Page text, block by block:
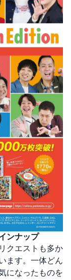
ンナップ
クエストも多か
ます。一体どん
になったものを